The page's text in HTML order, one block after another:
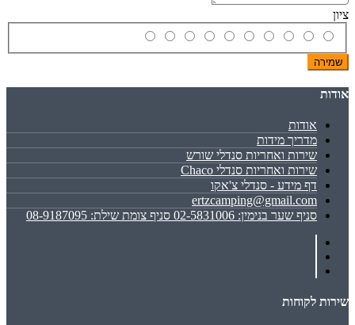
ציון
שמירה
אודות
אודות
מדריך מידות
שירות ואחריות סנדלי שורש
שירות ואחריות סנדלי Chaco
דף מידע - סנדלי צ'אקו
ertzcamping@gmail.com
סניף שער בנימין: 02-5831006 סניף צומת שילת: 08-9187095
שירות לקוחות